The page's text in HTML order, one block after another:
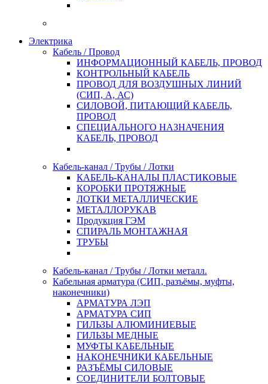
Электрика
Кабель / Провод
ИНФОРМАЦИОННЫЙ КАБЕЛЬ, ПРОВОД
КОНТРОЛЬНЫЙ КАБЕЛЬ
ПРОВОД ДЛЯ ВОЗДУШНЫХ ЛИНИЙ
(СИП, А, АС)
СИЛОВОЙ, ПИТАЮЩИЙ КАБЕЛЬ,
ПРОВОД
СПЕЦИАЛЬНОГО НАЗНАЧЕНИЯ
КАБЕЛЬ, ПРОВОД
Кабель-канал / Трубы / Лотки
КАБЕЛЬ-КАНАЛЫ ПЛАСТИКОВЫЕ
КОРОБКИ ПРОТЯЖНЫЕ
ЛОТКИ МЕТАЛЛИЧЕСКИЕ
МЕТАЛЛОРУКАВ
Продукция ГЭМ
СПИРАЛЬ МОНТАЖНАЯ
ТРУБЫ
Кабель-канал / Трубы / Лотки металл.
Кабельная арматура (СИП, разъёмы, муфты,
наконечники)
АРМАТУРА ЛЭП
АРМАТУРА СИП
ГИЛЬЗЫ АЛЮМИНИЕВЫЕ
ГИЛЬЗЫ МЕДНЫЕ
МУФТЫ КАБЕЛЬНЫЕ
НАКОНЕЧНИКИ КАБЕЛЬНЫЕ
РАЗЪЁМЫ СИЛОВЫЕ
СОЕДИНИТЕЛИ БОЛТОВЫЕ